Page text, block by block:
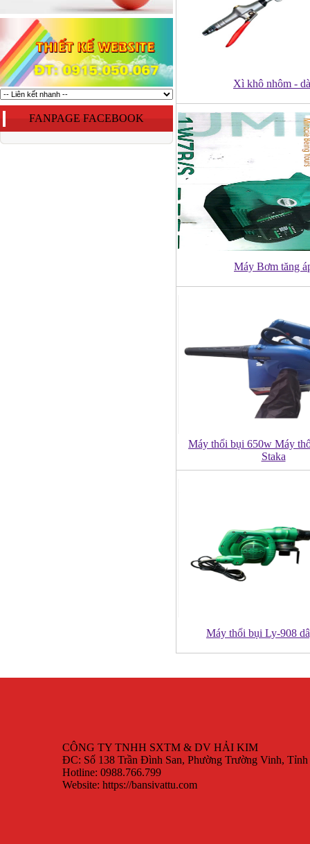
FANPAGE FACEBOOK
Xì khô nhôm -
Máy Bơm tăng
Máy thổi bụi 650w Máy
Staka
Máy thổi bụi Ly-908
CÔNG TY TNHH SXTM & DV HẢI KIM
ĐC: Số 138 Trần Đình San, Phường Trường Vinh,
Hotline: 0988.766.799
Website: https://bansivattu.com